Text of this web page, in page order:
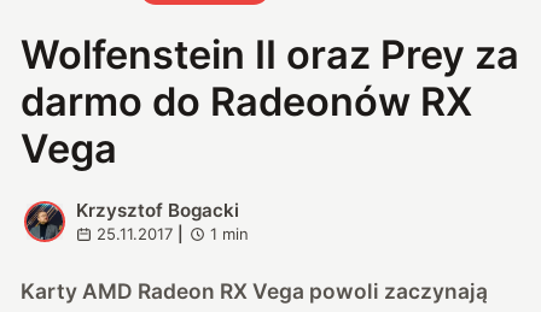
Wolfenstein II oraz Prey za
darmo do Radeonów RX
Vega
K
Krzysztof Bogacki
25.11.2017 1 min
Karty AMD Radeon RX Vega powoli zaczynają